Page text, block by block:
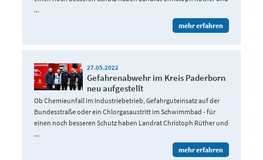
...
mehr erfahren
27.05.2022
Gefahrenabwehr im Kreis Paderborn
neu aufgestellt
Ob Chemieunfall im Industriebetrieb, Gefahrguteinsatz auf der
Bundesstraße oder ein Chlorgasaustritt im Schwimmbad - für
einen noch besseren Schutz haben Landrat Christoph Rüther und
...
mehr erfahren